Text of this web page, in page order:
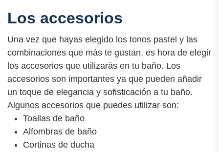
Los accesorios
Una vez que hayas elegido los tonos pastel y las
combinaciones que más te gustan, es hora de elegir
los accesorios que utilizarás en tu baño. Los
accesorios son importantes ya que pueden añadir
un toque de elegancia y sofisticación a tu baño.
Algunos accesorios que puedes utilizar son:
Toallas de baño
Alfombras de baño
Cortinas de ducha